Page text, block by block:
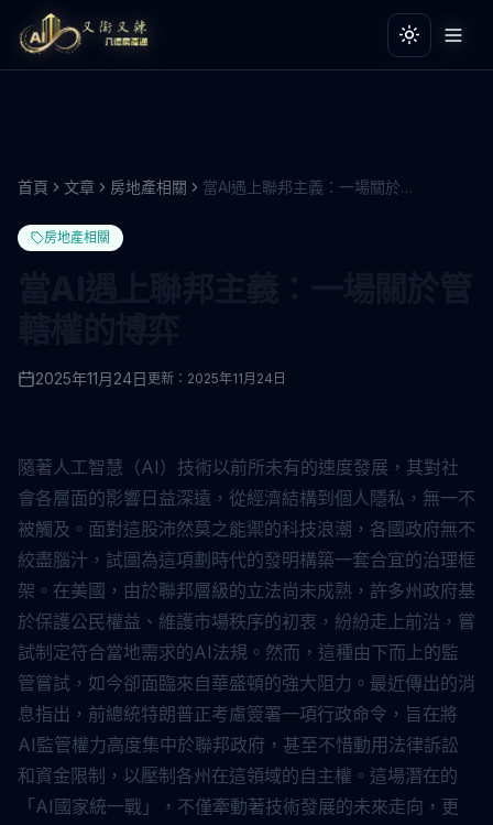
切換主題
切換主題
首頁 文章 房地產相關 當AI遇上聯邦主義：一場關於管轄權的博弈
房地產相關
2025年11月24日 更新： 2025年11月24日
隨著人工智慧（AI）技術以前所未有的速度發展，其對社
會各層面的影響日益深遠，從經濟結構到個人隱私，無一不
被觸及。面對這股沛然莫之能禦的科技浪潮，各國政府無不
絞盡腦汁，試圖為這項劃時代的發明構築一套合宜的治理框
架。在美國，由於聯邦層級的立法尚未成熟，許多州政府基
於保護公民權益、維護市場秩序的初衷，紛紛走上前沿，嘗
試制定符合當地需求的AI法規。然而，這種由下而上的監
管嘗試，如今卻面臨來自華盛頓的強大阻力。最近傳出的消
息指出，前總統特朗普正考慮簽署一項行政命令，旨在將
AI監管權力高度集中於聯邦政府，甚至不惜動用法律訴訟
和資金限制，以壓制各州在這領域的自主權。這場潛在的
「AI國家統一戰」，不僅牽動著技術發展的未來走向，更